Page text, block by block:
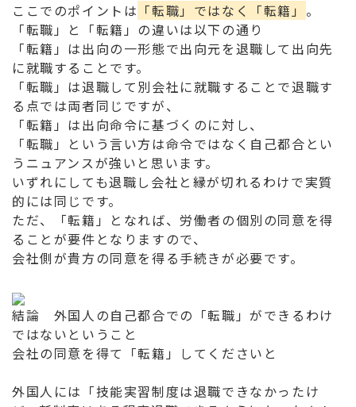
ここでのポイントは 「転職」ではなく「転籍」 。
「転職」と「転籍」の違いは以下の通り
「転籍」は出向の一形態で出向元を退職して出向先
に就職することです。
「転職」は退職して別会社に就職することで退職す
る点では両者同じですが、
「転籍」は出向命令に基づくのに対し、
「転職」という言い方は命令ではなく自己都合とい
うニュアンスが強いと思います。
いずれにしても退職し会社と縁が切れるわけで実質
的には同じです。
ただ、「転籍」となれば、労働者の個別の同意を得
ることが要件となりますので、
会社側が貴方の同意を得る手続きが必要です。
結論 外国人の自己都合での「転職」ができるわけ
ではないということ
会社の同意を得て「転籍」してくださいと
外国人には「技能実習制度は退職できなかったけ